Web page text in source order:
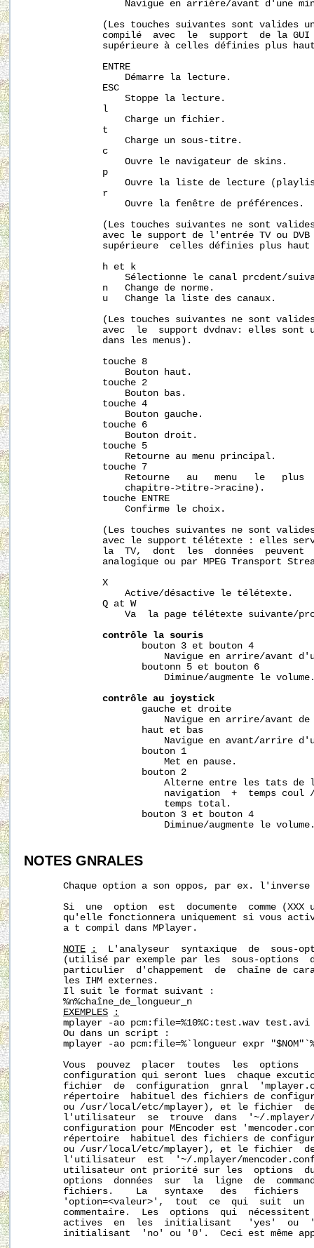
Navigue en arrière/avant d'une
(Les touches suivantes sont valides
compilé  avec  le  support  de la
supérieure à celles définies plus
              ENTRE
                  Démarre la lecture.
              ESC
                  Stoppe la lecture.
              l
                  Charge un fichier.
              t
                  Charge un sous-titre.
              c
                  Ouvre le navigateur de skins.
              p
Ouvre la liste de lecture
              r
                  Ouvre la fenêtre de préférences.
(Les touches suivantes ne sont
avec le support de l'entrée TV ou
supérieure  celles définies plus haut
              h et k
Sélectionne le canal prcdent/
              n   Change de norme.
              u   Change la liste des canaux.
(Les touches suivantes ne sont
avec  le  support dvdnav: elles sont
              dans les menus).
              touche 8
                  Bouton haut.
              touche 2
                  Bouton bas.
              touche 4
                  Bouton gauche.
              touche 6
                  Bouton droit.
              touche 5
                  Retourne au menu principal.
              touche 7
Retourne   au   menu   le   plus
                  chapitre->titre->racine).
              touche ENTRE
                  Confirme le choix.
(Les touches suivantes ne sont
avec le support télétexte : elles
la  TV,  dont  les  données  peuvent
analogique ou par MPEG Transport
              X
                  Active/désactive le télétexte.
              Q at W
Va  la page télétexte suivante/
contrôle
la souris
                     bouton 3 et bouton 4
Navigue en arrire/avant
                     boutonn 5 et bouton 6
Diminue/augmente le
contrôle au joystick
                     gauche et droite
Navigue en arrire/avant de
                     haut et bas
Navigue en avant/arrire
                     bouton 1
                         Met en pause.
                     bouton 2
Alterne entre les tats de
navigation  +  temps coul
                         temps total.
                     bouton 3 et bouton 4
Diminue/augmente le
NOTES GNRALES
Chaque option a son oppos, par ex.
Si  une  option  est  documente  comme (XXX
qu'elle fonctionnera uniquement si vous
       a t compil dans MPlayer.
NOTE
:
L'analyseur  syntaxique  de  sous-
(utilisé par exemple par les  sous-options
particulier  d'chappement  de  chaîne de
       les IHM externes.
       Il suit le format suivant :
       %n%chaîne_de_longueur_n
EXEMPLES
:
       mplayer -ao pcm:file=%10%C:test.wav test.avi
       Ou dans un script :
mplayer -ao pcm:file=%`longueur expr
Vous  pouvez  placer  toutes  les  options
configuration qui seront lues  chaque
fichier  de  configuration  gnral
répertoire  habituel des fichiers de
ou /usr/local/etc/mplayer), et le fichier
       l'utilisateur  se  trouve  dans  '
~/
configuration pour MEncoder est
répertoire  habituel des fichiers de
ou /usr/local/etc/mplayer), et le fichier
       l'utilisateur  est  '
~/.mplayer/
utilisateur ont priorité sur les  options
options  données  sur  la  ligne  de
fichiers.    La   syntaxe   des   fichiers
'option=<valeur>',  tout  ce  qui  suit  un
commentaire.  Les  options  qui
actives  en  les  initialisant   'yes'  ou
initialisant  'no' ou '0'.  Ceci est même